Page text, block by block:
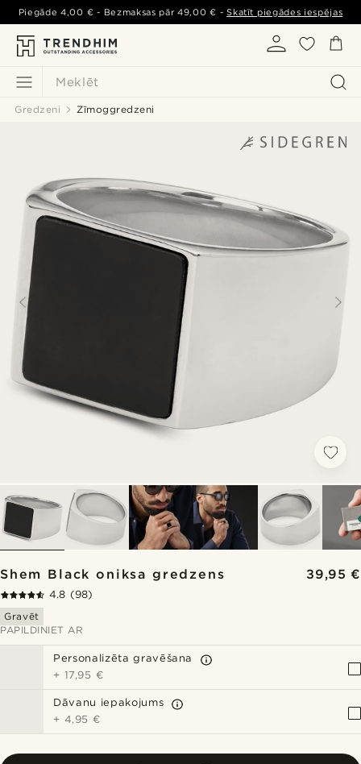
Meklēt
Piegāde4,00 € - Bezmaksas pār49,00 € -Skatīt piegādes iespējas
Gredzeni Zīmoggredzeni
Shem Black oniksa gredzens 39,95 €
4.8 (98)
Gravēt
PAPILDINIET AR
Personalizēta gravēšana
+ 17,95 €
Dāvanu iepakojums
+ 4,95 €